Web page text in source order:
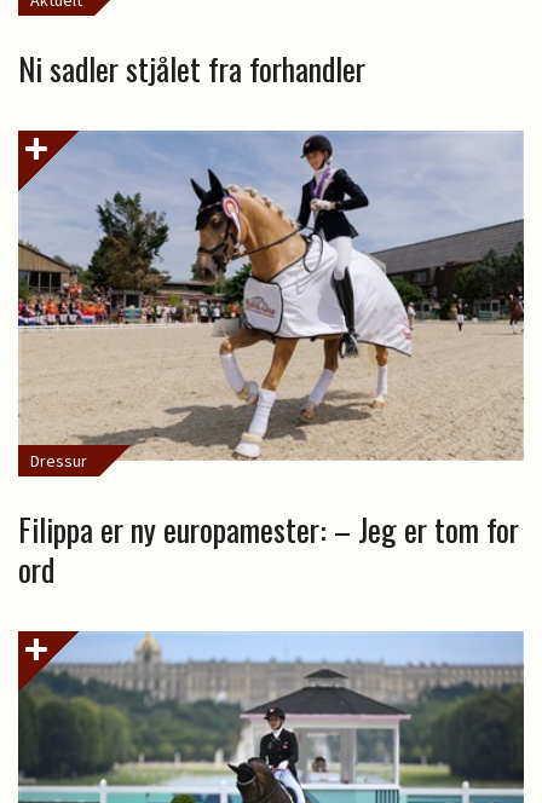
Ni sadler stjålet fra forhandler
Dressur
Filippa er ny europamester: – Jeg er tom for
ord